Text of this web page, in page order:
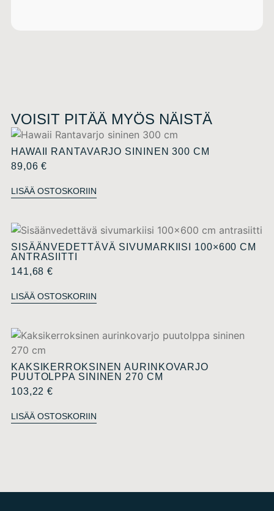
VOISIT PITÄÄ MYÖS NÄISTÄ
HAWAII RANTAVARJO SININEN 300 CM
89,06€
LISÄÄ OSTOSKORIIN
SISÄÄNVEDETTÄVÄ SIVUMARKIISI 100×600 CM
ANTRASIITTI
141,68€
LISÄÄ OSTOSKORIIN
KAKSIKERROKSINEN AURINKOVARJO
PUUTOLPPA SININEN 270 CM
103,22€
LISÄÄ OSTOSKORIIN